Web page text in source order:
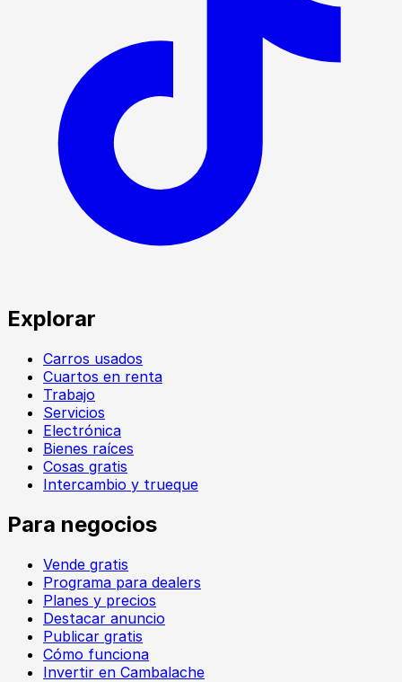
Explorar
Carros usados
Cuartos en renta
Trabajo
Servicios
Electrónica
Bienes raíces
Cosas gratis
Intercambio y trueque
Para negocios
Vende gratis
Programa para dealers
Planes y precios
Destacar anuncio
Publicar gratis
Cómo funciona
Invertir en Cambalache